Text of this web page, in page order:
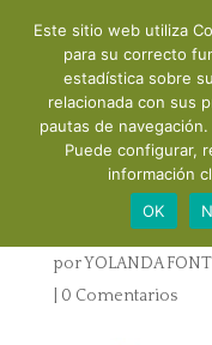
porYOLANDA
0 Comentarios
Este sitio web utiliza
para su correcto
estadística sobre
relacionada con sus
pautas de
Puede configurar,
información
OK